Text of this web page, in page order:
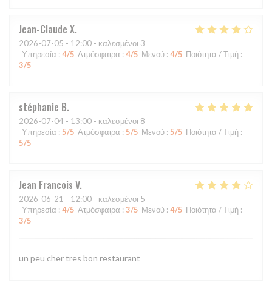
Jean-Claude X
2026-07-05 - 12:00 - καλεσμένοι 3
Υπηρεσία : 4/5 Ατμόσφαιρα : 4/5 Μενού : 4/5 Ποιότητα / Τιμή :
3/5
stéphanie B
2026-07-04 - 13:00 - καλεσμένοι 8
Υπηρεσία : 5/5 Ατμόσφαιρα : 5/5 Μενού : 5/5 Ποιότητα / Τιμή :
5/5
Jean Francois V
2026-06-21 - 12:00 - καλεσμένοι 5
Υπηρεσία : 4/5 Ατμόσφαιρα : 3/5 Μενού : 4/5 Ποιότητα / Τιμή :
3/5
un peu cher tres bon restaurant